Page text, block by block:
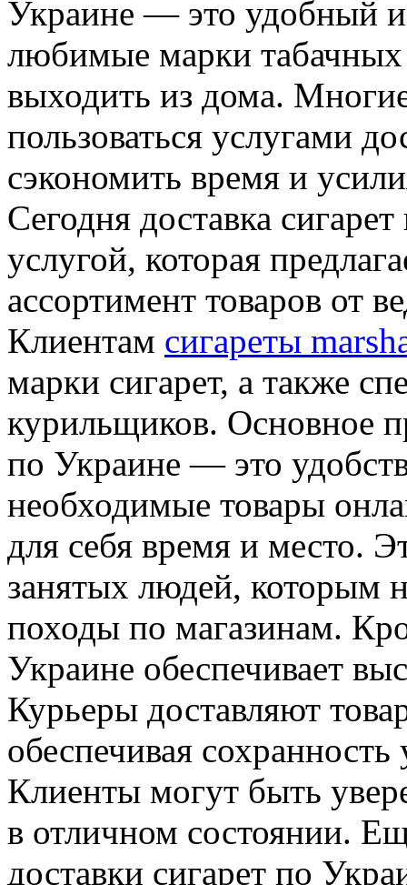
Украине — это удобный
любимые марки табачных
выходить из дома.
пользоваться услугами
сэкономить время и
Сегодня доставка
услугой, которая
ассортимент товаров от
Клиентам сигареты
марки сигарет, а также
курильщиков. Основное
по Украине — это
необходимые товары
для себя время и место.
занятых людей, которым
походы по магазинам.
Украине обеспечивает
Курьеры доставляют
обеспечивая сохранность
Клиенты могут быть
в отличном состоянии.
доставки сигарет по